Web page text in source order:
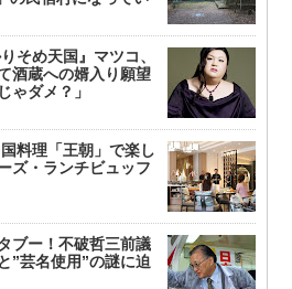
そめ天国』マツコ、
酒蔵への婿入り願望
ゃダメ？」
料理「王朝」で楽し
ズ・ランチビュッフ
ブー！不破哲三前議
”芸名使用”の謎に迫